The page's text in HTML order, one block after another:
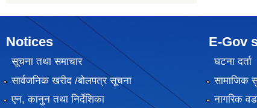
Notices
सूचना तथा समाचार
सार्वजनिक खरीद /बोलपत्र सूचना
एन, कानुन तथा निर्देशिका
E-Gov
घटना दर्ता
सामाजिक
नागरिक